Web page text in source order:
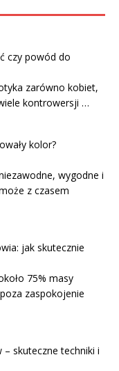
czy powód do
zarówno kobiet,
kontrowersji …
kolor?
wygodne i
z czasem
jak skutecznie
75% masy
zaspokojenie
– skuteczne techniki i